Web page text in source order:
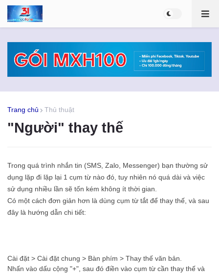
Trang chủ Thủ thuật
"Người" thay thế
Trong quá trình nhắn tin (SMS, Zalo, Messenger) bạn thường sử
dụng lặp đi lặp lại 1 cụm từ nào đó, tuy nhiên nó quá dài và việc
sử dụng nhiều lần sẽ tốn kém không ít thời gian.
Có một cách đơn giản hơn là dùng cụm từ tắt để thay thế, và sau
đây là hướng dẫn chi tiết:
Cài đặt > Cài đặt chung > Bàn phím > Thay thế văn bản.
Nhấn vào dấu cộng "+", sau đó điền vào cụm từ cần thay thế và